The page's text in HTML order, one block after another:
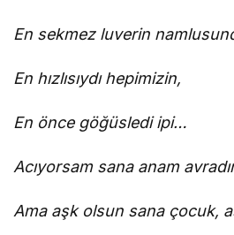
En sekmez luverin
En hızlısıydı hepimizin,
En önce göğüsledi ipi…
Acıyorsam sana anam
Ama aşk olsun sana çocuk,